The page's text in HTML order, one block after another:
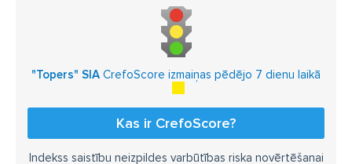
"Topers" SIA CrefoScore izmaiņas pēdējo 7 dienu laikā
Kas ir CrefoScore?
Indekss saistību neizpildes varbūtības riska novērtēšanai